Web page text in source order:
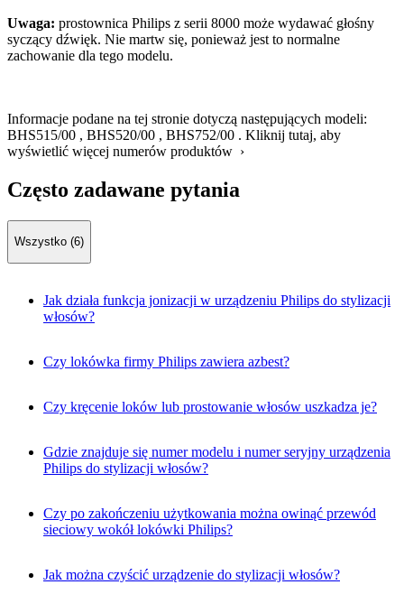
Uwaga: prostownica Philips z serii 8000 może wydawać głośny
syczący dźwięk. Nie martw się, ponieważ jest to normalne
zachowanie dla tego modelu.
Informacje podane na tej stronie dotyczą następujących modeli:
BHS515/00 , BHS520/00 , BHS752/00 . Kliknij tutaj, aby
wyświetlić więcej numerów produktów ›
Często zadawane pytania
Wszystko (6)
Jak działa funkcja jonizacji w urządzeniu Philips do stylizacji
włosów?
Czy lokówka firmy Philips zawiera azbest?
Czy kręcenie loków lub prostowanie włosów uszkadza je?
Gdzie znajduje się numer modelu i numer seryjny urządzenia
Philips do stylizacji włosów?
Czy po zakończeniu użytkowania można owinąć przewód
sieciowy wokół lokówki Philips?
Jak można czyścić urządzenie do stylizacji włosów?